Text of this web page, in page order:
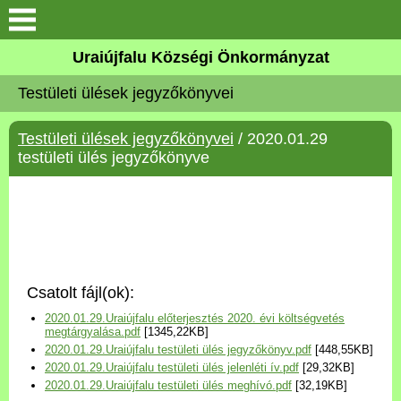
Köszöntő
Elérhetőségek
Uraiújfalu
Választási információk
Versenyképes Járások
Program
Uraiújfalu Községi Önkormányzat
Testületi ülések jegyzőkönyvei
Testületi ülések jegyzőkönyvei / 2020.01.29
testületi ülés jegyzőkönyve
Csatolt fájl(ok):
2020.01.29.Uraiújfalu előterjesztés 2020. évi költségvetés
megtárgyalása.pdf [1345,22KB]
2020.01.29.Uraiújfalu testületi ülés jegyzőkönyv.pdf [448,55KB]
2020.01.29.Uraiújfalu testületi ülés jelenléti ív.pdf [29,32KB]
2020.01.29.Uraiújfalu testületi ülés meghívó.pdf [32,19KB]